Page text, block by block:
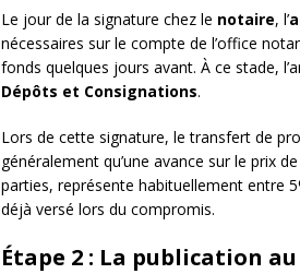
Le jour de la signature chez le notaire, l’
nécessaires sur le compte de l’office
fonds quelques jours avant. À ce stade,
Dépôts et Consignations.
Lors de cette signature, le transfert de
généralement qu’une avance sur le prix
parties, représente habituellement entre
déjà versé lors du compromis.
Étape 2 : La publication